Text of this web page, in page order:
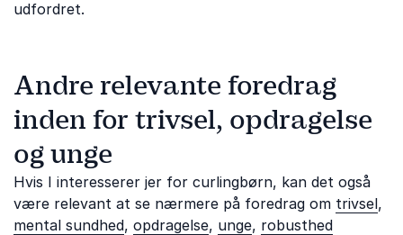
udfordret.
Andre relevante foredrag
inden for trivsel, opdragelse
og unge
Hvis I interesserer jer for curlingbørn, kan det også
være relevant at se nærmere på foredrag om trivsel,
mental sundhed, opdragelse, unge, robusthed